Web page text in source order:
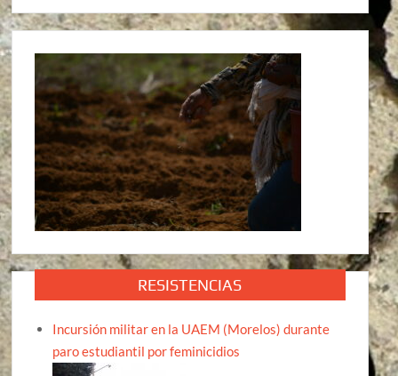
RESISTENCIAS
Incursión militar en la UAEM (Morelos) durante
paro estudiantil por feminicidios